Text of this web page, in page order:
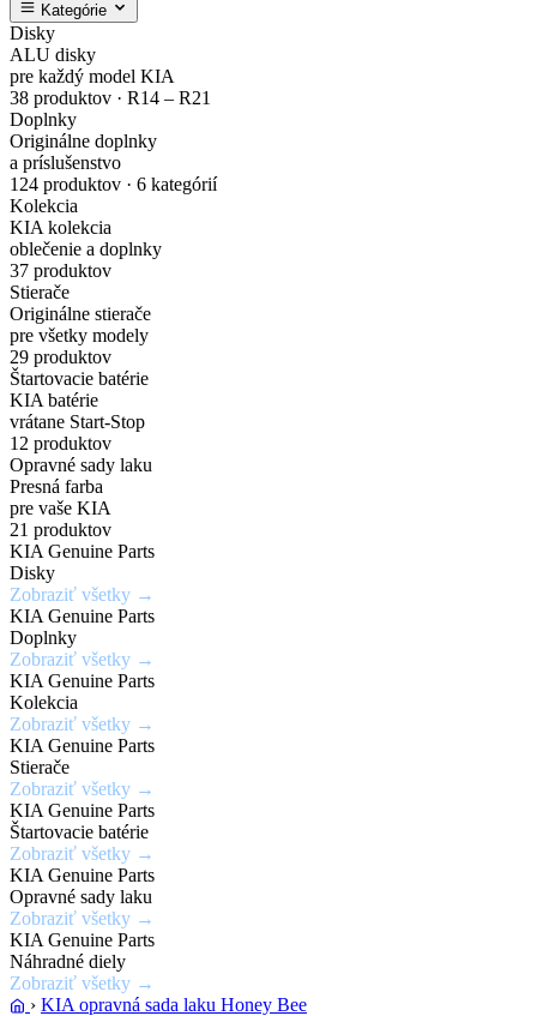
Kategórie
Zaregistruj
sa
a
nakupuj
originálne
príslušenstvo
za
výhodné
ceny
Získaj
výhody,
ktoré
inde
nedostaneš
Zaregistrovať
sa
Kompletný
cenník
originálnych
náhradných
dielov
Zadajte
originálne
číslo
dielu
a
zistite
aktuálnu
cenu
a
dostupnosť
Vyhľadať
diel
EV4
Zliatinový
disk
Gisa
Bicolour
7,5Jx19H2
/
5x114,3mm
/
ET52
Kúpiť
teraz
MODE3
Nabíjacie
káble
pre
elektrické
a
PHEV
vozidlá
Mimoriadne
odolné
voči
krúteniu
alebo
ohýbaniu
Zobraziť
ponuku
Sada
bezpečnostných
matíc
Dark
Chrome
Chráň
svoje
kolesá
s
istotou
a
eleganciou
Kúpiť
teraz
Opravné
sady
laku
karosérie
v
širokej
škále
odtieňov
Ideálne
riešenie
pre
rýchle
a
jednoduché
opravy
drobných
poškodení
laku
karosérie
Zobraziť
ponuku
Disky
ALU disky
pre každý model KIA
38 produktov · R14 – R21
Doplnky
Originálne doplnky
a príslušenstvo
124 produktov · 6 kategórií
Kolekcia
KIA kolekcia
oblečenie a doplnky
37 produktov
Stierače
Originálne stierače
pre všetky modely
29 produktov
Štartovacie batérie
KIA batérie
vrátane Start-Stop
12 produktov
Opravné sady laku
Presná farba
pre vaše KIA
21 produktov
KIA Genuine Parts
Disky
Zobraziť všetky →
KIA Genuine Parts
Doplnky
Zobraziť všetky →
KIA Genuine Parts
Kolekcia
Zobraziť všetky →
KIA Genuine Parts
Stierače
Zobraziť všetky →
KIA Genuine Parts
Štartovacie batérie
Zobraziť všetky →
KIA Genuine Parts
Opravné sady laku
Zobraziť všetky →
KIA Genuine Parts
Náhradné diely
Zobraziť všetky →
› KIA opravná sada laku Honey Bee